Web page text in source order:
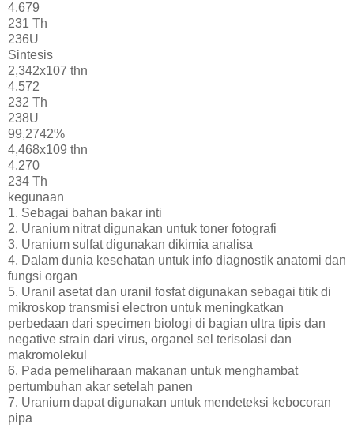
4.679
231 Th
236U
Sintesis
2,342x107 thn
4.572
232 Th
238U
99,2742%
4,468x109 thn
4.270
234 Th
kegunaan
1. Sebagai bahan bakar inti
2. Uranium nitrat digunakan untuk toner fotografi
3. Uranium sulfat digunakan dikimia analisa
4. Dalam dunia kesehatan untuk info diagnostik anatomi dan
fungsi organ
5. Uranil asetat dan uranil fosfat digunakan sebagai titik di
mikroskop transmisi electron untuk meningkatkan
perbedaan dari specimen biologi di bagian ultra tipis dan
negative strain dari virus, organel sel terisolasi dan
makromolekul
6. Pada pemeliharaan makanan untuk menghambat
pertumbuhan akar setelah panen
7. Uranium dapat digunakan untuk mendeteksi kebocoran
pipa